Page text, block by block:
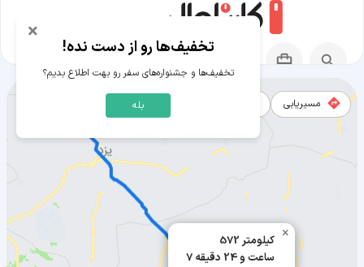
572 کیلومتر
7 ساعت و 24 دقیقه
×
مسیریابی
مسیر اردکان یزد به بافت
× تخفیف‌ها رو از دست نده!
تخفیف‌ها و جشنواره‌های سفر رو بهت اطلاع بدیم؟
بله